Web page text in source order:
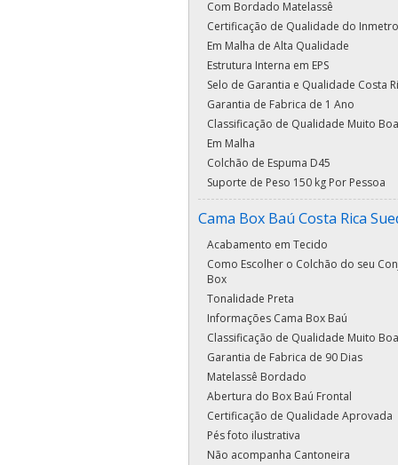
Com Bordado Matelassê
Certificação de Qualidade do Inmetro
Em Malha de Alta Qualidade
Estrutura Interna em EPS
Selo de Garantia e Qualidade Costa
Garantia de Fabrica de 1 Ano
Classificação de Qualidade Muito Boa
Em Malha
Colchão de Espuma D45
Suporte de Peso 150 kg Por Pessoa
Cama Box Baú Costa Rica
Acabamento em Tecido
Como Escolher o Colchão do seu
Box
Tonalidade Preta
Informações Cama Box Baú
Classificação de Qualidade Muito Boa
Garantia de Fabrica de 90 Dias
Matelassê Bordado
Abertura do Box Baú Frontal
Certificação de Qualidade Aprovada
Pés foto ilustrativa
Não acompanha Cantoneira